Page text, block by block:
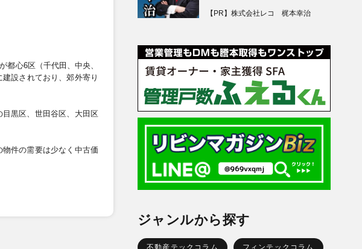
都心6区（千代田、中央、
設されており、郊外寄り
黒区、世田谷区、大田区
件の需要は少なく中古価
【PR】株式会社レコ 梶本幸治
ジャンルから探す
不動産テックコラム フィンテックコラム